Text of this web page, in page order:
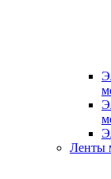
Ленты